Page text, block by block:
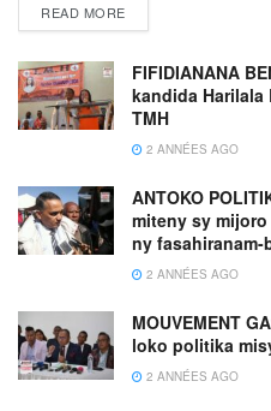
READ MORE
FIFIDIANANA
kandida Harilala
TMH
2 ANNÉES AGO
ANTOKO
miteny sy
ny fasahiranam-
2 ANNÉES AGO
MOUVEMENT
loko politika
2 ANNÉES AGO